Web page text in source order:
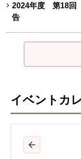
2024年度 第18回
告
イベントカ
前の月